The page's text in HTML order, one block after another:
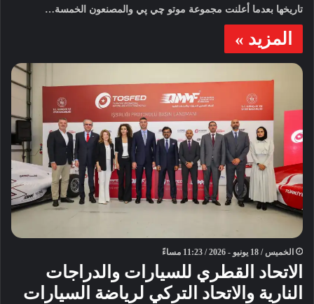
تاريخها بعدما أعلنت مجموعة موتو چي پي والمصنعون الخمسة…
المزيد »
الخميس / 18 يونيو - 2026 / 11:23 مساءً
الاتحاد القطري للسيارات والدراجات
النارية والاتحاد التركي لرياضة السيارات